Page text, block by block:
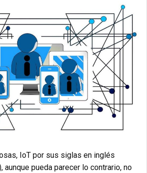
IoT por sus siglas en inglés
aunque pueda parecer lo contrario, no